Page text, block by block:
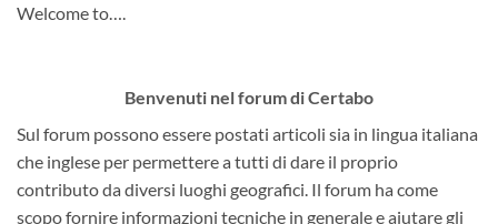
Welcome to….
Benvenuti nel forum di Certabo
Sul forum possono essere postati articoli sia in lingua italiana
che inglese per permettere a tutti di dare il proprio
contributo da diversi luoghi geografici. Il forum ha come
scopo fornire informazioni tecniche in generale e aiutare gli